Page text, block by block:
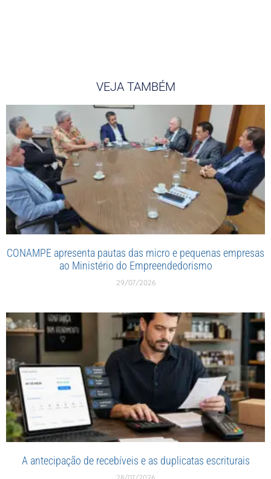
VEJA TAMBÉM
CONAMPE apresenta pautas das micro e pequenas empresas
ao Ministério do Empreendedorismo
29/07/2026
A antecipação de recebíveis e as duplicatas escriturais